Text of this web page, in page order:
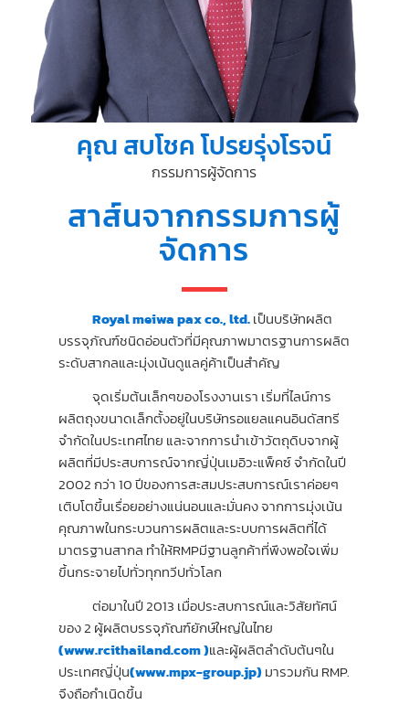
คุณ สบโชค โปรยรุ่งโรจน์
กรรมการผู้จัดการ
สาส์นจากกรรมการผู้
จัดการ
Royal meiwa pax co., ltd.เป็นบริษัทผลิต
บรรจุภัณฑ์ชนิดอ่อนตัวที่มีคุณภาพมาตรฐานการผลิต
ระดับสากลและมุ่งเน้นดูแลคู่ค้าเป็นสำคัญ
จุดเริ่มต้นเล็กๆของโรงงานเรา เริ่มที่ไลน์การ
ผลิตถุงขนาดเล็กตั้งอยู่ในบริษัทรอแยลแคนอินดัสทรี
จำกัดในประเทศไทย และจากการนำเข้าวัตถุดิบจากผู้
ผลิตที่มีประสบการณ์จากญี่ปุ่นเมอิวะแพ็คซ์ จำกัดในปี
2002 กว่า 10 ปีของการสะสมประสบการณ์เราค่อยๆ
เติบโตขึ้นเรื่อยอย่างแน่นอนและมั่นคง จากการมุ่งเน้น
คุณภาพในกระบวนการผลิตและระบบการผลิตที่ได้
มาตรฐานสากล ทำให้RMPมีฐานลูกค้าที่พึงพอใจเพิ่ม
ขึ้นกระจายไปทั่วทุกทวีปทั่วโลก
ต่อมาในปี 2013 เมื่อประสบการณ์และวิสัยทัศน์
ของ 2 ผู้ผลิตบรรจุภัณฑ์ยักษ์ใหญ่ในไทย
(www.rcithailand.com)และผู้ผลิตลำดับต้นๆใน
ประเทศญี่ปุ่น(www.mpx-group.jp)มารวมกัน RMP.
จึงถือกำเนิดขึ้น